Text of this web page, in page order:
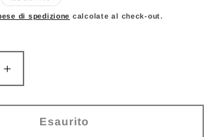
di spedizione calcolate al check-out.
Aumenta
quantità
per
PRETTYEsaurito